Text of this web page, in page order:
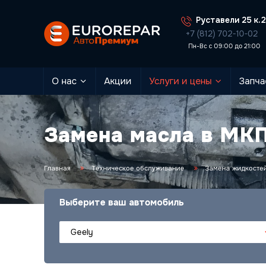
Руставели 25 к.2
+7 (812) 702-10-02
Пн-Вс с 09:00 до 21:00
О нас Акции Услуги и цены
Замена масла в
Главная Техническое обслуживание Замена
Выберите ваш автомобиль
Geely